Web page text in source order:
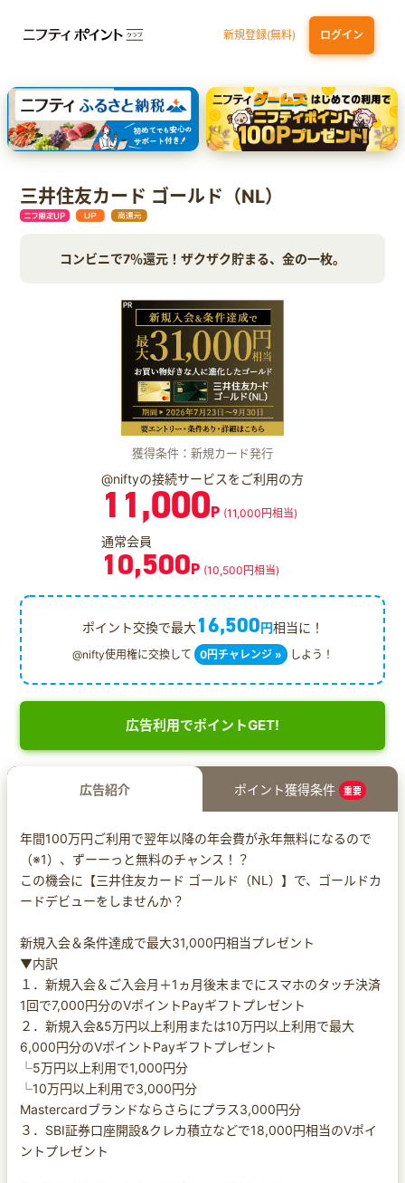
新規登録(無料) ログイン
エポスカード【最短1週間程度付与】
【親権者さまの代理申込専用】三井住友銀行Oliveお子さま用口座
三井住友カード（NL）
三井住友カード ゴールド（NL）
コンビニで7％還元！ザクザク貯まる、金の一枚。
獲得条件：新規カード発行
@niftyの接続サービスをご利用の方
11,000P (11,000円相当)
通常会員
10,500P (10,500円相当)
ポイント交換で最大16,500円相当に！
@nifty使用権に交換して 0円チャレンジ » しよう！
広告利用でポイントGET!
広告紹介 ポイント獲得条件 重要
年間100万円ご利用で翌年以降の年会費が永年無料になるので
（※1）、ずーーっと無料のチャンス！？
この機会に【三井住友カード ゴールド（NL）】で、ゴールドカ
ードデビューをしませんか？
新規入会＆条件達成で最大31,000円相当プレゼント
▼内訳
１．新規入会＆ご入会月＋1ヵ月後末までにスマホのタッチ決済
1回で7,000円分のVポイントPayギフトプレゼント
２．新規入会&5万円以上利用または10万円以上利用で最大
6,000円分のVポイントPayギフトプレゼント
└5万円以上利用で1,000円分
└10万円以上利用で3,000円分
Mastercardブランドならさらにプラス3,000円分
３．SBI証券口座開設&クレカ積立などで18,000円相当のVポイ
ントプレゼント